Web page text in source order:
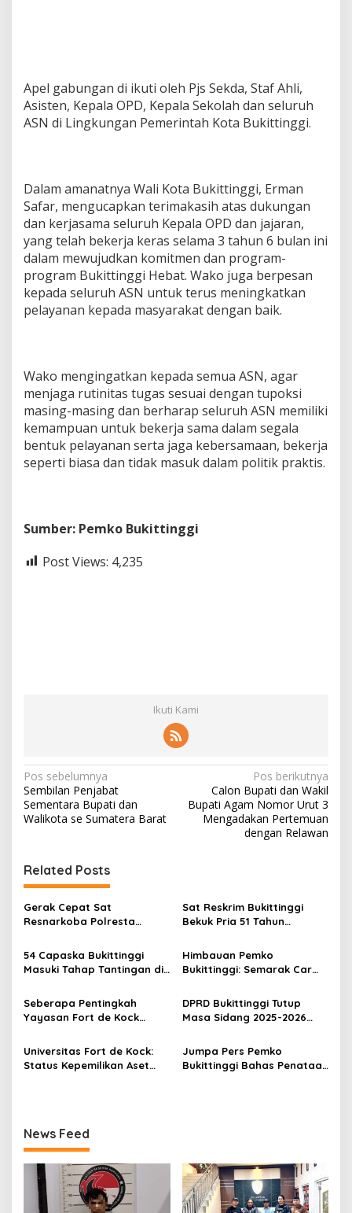
Apel gabungan di ikuti oleh Pjs Sekda, Staf Ahli,
Asisten, Kepala OPD, Kepala Sekolah dan seluruh
ASN di Lingkungan Pemerintah Kota Bukittinggi.
Dalam amanatnya Wali Kota Bukittinggi, Erman
Safar, mengucapkan terimakasih atas dukungan
dan kerjasama seluruh Kepala OPD dan jajaran,
yang telah bekerja keras selama 3 tahun 6 bulan ini
dalam mewujudkan komitmen dan program-
program Bukittinggi Hebat. Wako juga berpesan
kepada seluruh ASN untuk terus meningkatkan
pelayanan kepada masyarakat dengan baik.
Wako mengingatkan kepada semua ASN, agar
menjaga rutinitas tugas sesuai dengan tupoksi
masing-masing dan berharap seluruh ASN memiliki
kemampuan untuk bekerja sama dalam segala
bentuk pelayanan serta jaga kebersamaan, bekerja
seperti biasa dan tidak masuk dalam politik praktis.
Sumber: Pemko Bukittinggi
Post Views: 4,235
Ikuti Kami
N
a
v
g
a
s
p
o
s
Pos sebelumnya
Sembilan Penjabat
Sementara Bupati dan
Walikota se Sumatera Barat
Pos berikutnya
Calon Bupati dan Wakil
Bupati Agam Nomor Urut 3
Mengadakan Pertemuan
dengan Relawan
Related Posts
Gerak Cepat Sat
Resnarkoba Polresta
Sabu Berhasil Diamankan
Sat Reskrim Bukittinggi
Bekuk Pria 51 Tahun
Scoopy
54 Capaska Bukittinggi
Masuki Tahap Tantingan di
Himbauan Pemko
Bukittinggi: Semarak Car
HUT ke I Komando Daerah
Militer (KODAM) XX/Tuanku
Imam Bonjol
Seberapa Pentingkah
Yayasan Fort de Kock
Perekonomian Masyarakat
Jam Gadang?
DPRD Bukittinggi Tutup
Masa Sidang 2025-2026
2026-2027, Wako Ramlan
Beri Apresiasi
Universitas Fort de Kock:
Status Kepemilikan Aset
Jumpa Pers Pemko
Bukittinggi Bahas Penataan
News Feed